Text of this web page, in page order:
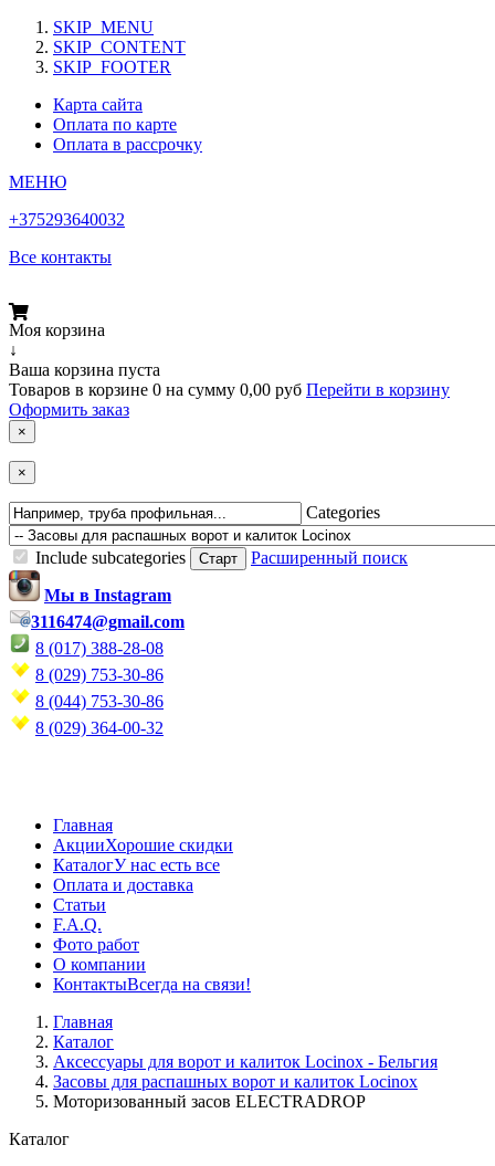
SKIP_MENU
SKIP_CONTENT
SKIP_FOOTER
Карта сайта
Оплата по карте
Оплата в рассрочку
МЕНЮ
+375293640032
Все контакты
Моя корзина
↓
Ваша корзина пуста
Товаров в корзине 0 на сумму 0,00 руб Перейти в корзину
Оформить заказ
×
×
Categories
Include subcategories
Расширенный поиск
Мы в Instagram
3116474@gmail.com
8 (017) 388-28-08
8 (029) 753-30-86
8 (044) 753-30-86
8 (029) 364-00-32
Главная
АкцииХорошие скидки
КаталогУ нас есть все
Оплата и доставка
Статьи
F.A.Q.
Фото работ
О компании
КонтактыВсегда на связи!
Главная
Каталог
Аксессуары для ворот и калиток Locinox - Бельгия
Засовы для распашных ворот и калиток Locinox
Моторизованный засов ELECTRADROP
Каталог